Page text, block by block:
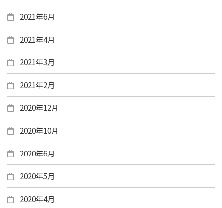
2021年6月
2021年4月
2021年3月
2021年2月
2020年12月
2020年10月
2020年6月
2020年5月
2020年4月